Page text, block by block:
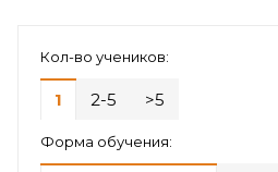
Кол-во учеников:
1 2-5 >5
Форма обучения: